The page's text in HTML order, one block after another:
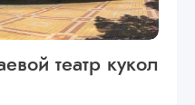
театр кукол